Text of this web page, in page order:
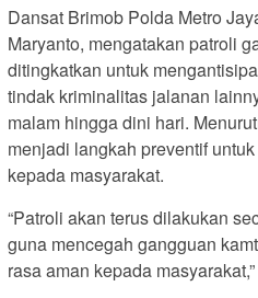
Dansat Brimob Polda Metro
Maryanto, mengatakan patroli
ditingkatkan untuk
tindak kriminalitas jalanan
malam hingga dini hari.
menjadi langkah preventif
kepada masyarakat.
“Patroli akan terus dilakukan
guna mencegah gangguan
rasa aman kepada